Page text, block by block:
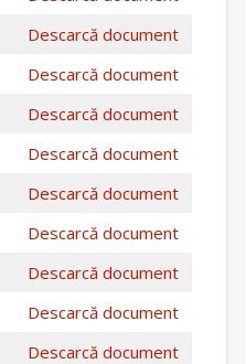
Descarcă document
Descarcă document
Descarcă document
Descarcă document
Descarcă document
Descarcă document
Descarcă document
Descarcă document
Descarcă document